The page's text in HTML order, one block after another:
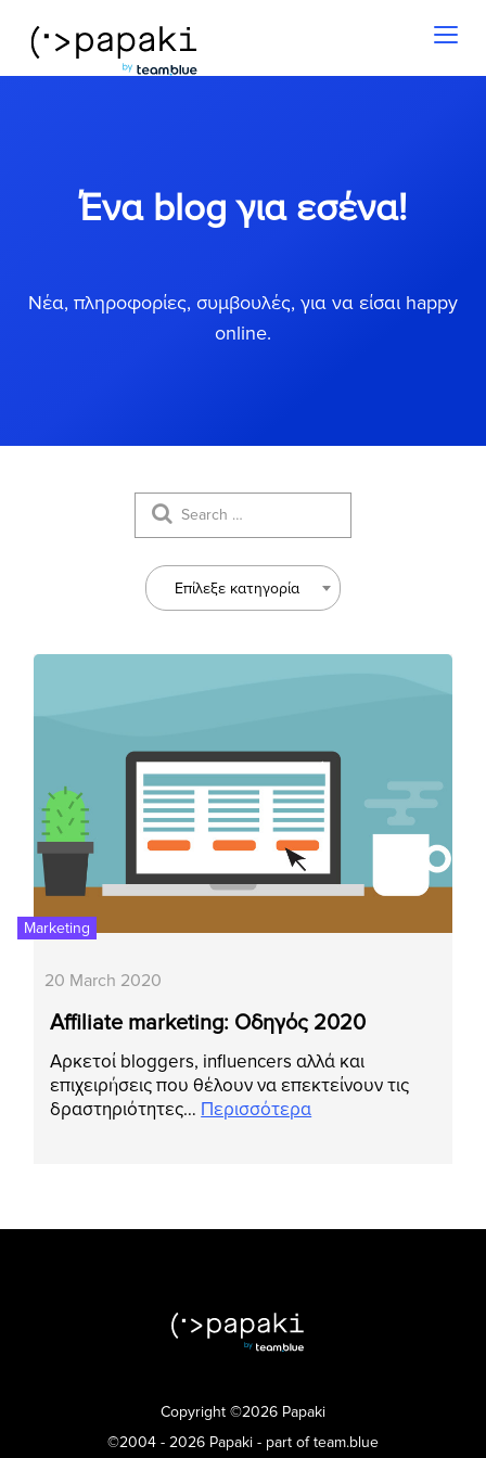
Ένα blog για εσένα!
Νέα, πληροφορίες, συμβουλές, για να είσαι happy
online.
Επίλεξε κατηγορία
Marketing
20 March 2020
Affiliate marketing: Οδηγός 2020
Αρκετοί bloggers, influencers αλλά και
επιχειρήσεις που θέλουν να επεκτείνουν τις
δραστηριότητες… Περισσότερα
Copyright ©2026 Papaki
©2004 - 2026 Papaki - part of team.blue